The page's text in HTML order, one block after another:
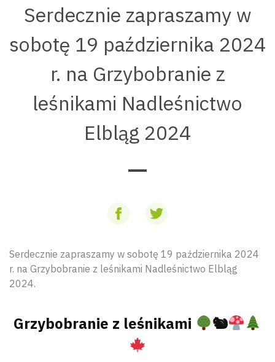
Serdecznie zapraszamy w
sobotę 19 października 2024
r. na Grzybobranie z
leśnikami Nadleśnictwo
Elbląg 2024
Serdecznie zapraszamy w sobotę 19 października 2024
r. na Grzybobranie z leśnikami Nadleśnictwo Elbląg
2024.
Grzybobranie z leśnikami 🐿